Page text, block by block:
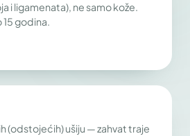
i ligamenata), ne samo kože.
15 godina.
(odstojećih) ušiju — zahvat traje